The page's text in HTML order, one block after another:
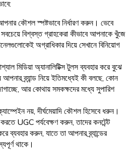
কৌশল স্পষ্টভাবে নির্ধারণ করুন। ভেবে
বিশ্বস্ত গ্রাহকেরা কীভাবে আপনাকে খুঁজে
অগ্রাধিকার দিয়ে সেখানে বিনিয়োগ
মিডিয়া অ্যানালিটিক্স টুলস ব্যবহার করে বুঝে
ব্র্যান্ড নিয়ে ইতিমধ্যেই কী বলছে, কোন
আর কোথায় সমকক্ষদের মধ্যে সুপারিশ
নয়, দীর্ঘমেয়াদি কৌশল হিসেবে ধরুন।
UGC পর্যবেক্ষণ করুন, তাদের কনটেন্ট
ব্যবহার করুন, যাতে তা আপনার ব্র্যান্ডের
থাকে।